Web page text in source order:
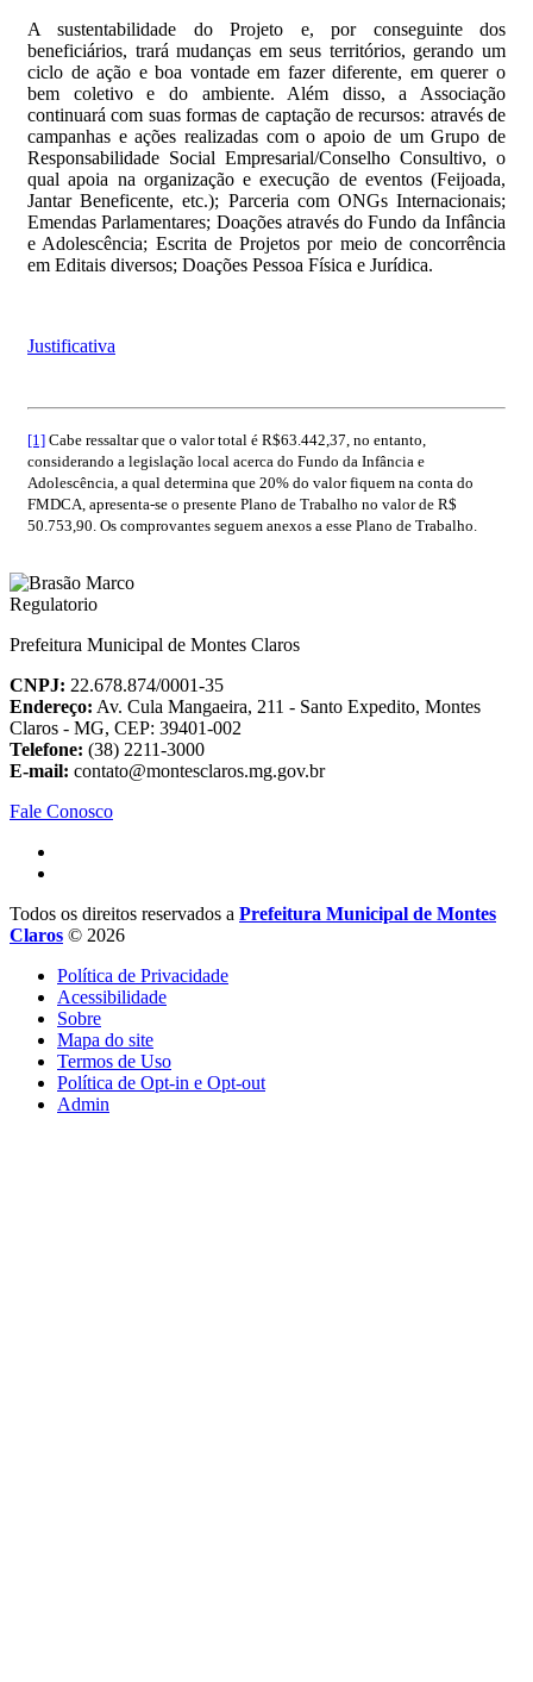
A sustentabilidade do Projeto e, por conseguinte dos
beneficiários, trará mudanças em seus territórios, gerando um
ciclo de ação e boa vontade em fazer diferente, em querer o
bem coletivo e do ambiente. Além disso, a Associação
continuará com suas formas de captação de recursos: através de
campanhas e ações realizadas com o apoio de um Grupo de
Responsabilidade Social Empresarial/Conselho Consultivo, o
qual apoia na organização e execução de eventos (Feijoada,
Jantar Beneficente, etc.); Parceria com ONGs Internacionais;
Emendas Parlamentares; Doações através do Fundo da Infância
e Adolescência; Escrita de Projetos por meio de concorrência
em Editais diversos; Doações Pessoa Física e Jurídica.
Justificativa
[1] Cabe ressaltar que o valor total é R$63.442,37, no entanto,
considerando a legislação local acerca do Fundo da Infância e
Adolescência, a qual determina que 20% do valor fiquem na conta do
FMDCA, apresenta-se o presente Plano de Trabalho no valor de R$
50.753,90. Os comprovantes seguem anexos a esse Plano de Trabalho.
Prefeitura Municipal de Montes Claros
CNPJ: 22.678.874/0001-35
Endereço: Av. Cula Mangaeira, 211 - Santo Expedito, Montes
Claros - MG, CEP: 39401-002
Telefone: (38) 2211-3000
E-mail: contato@montesclaros.mg.gov.br
Fale Conosco
Todos os direitos reservados a Prefeitura Municipal de Montes
Claros © 2026
Política de Privacidade
Acessibilidade
Sobre
Mapa do site
Termos de Uso
Política de Opt-in e Opt-out
Admin